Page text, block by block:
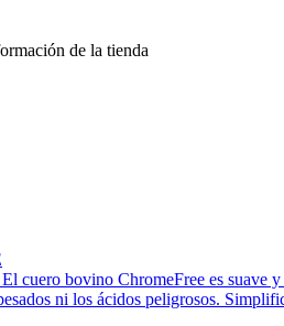
de la tienda
El cuero bovino ChromeFree es suave
ni los ácidos peligrosos.